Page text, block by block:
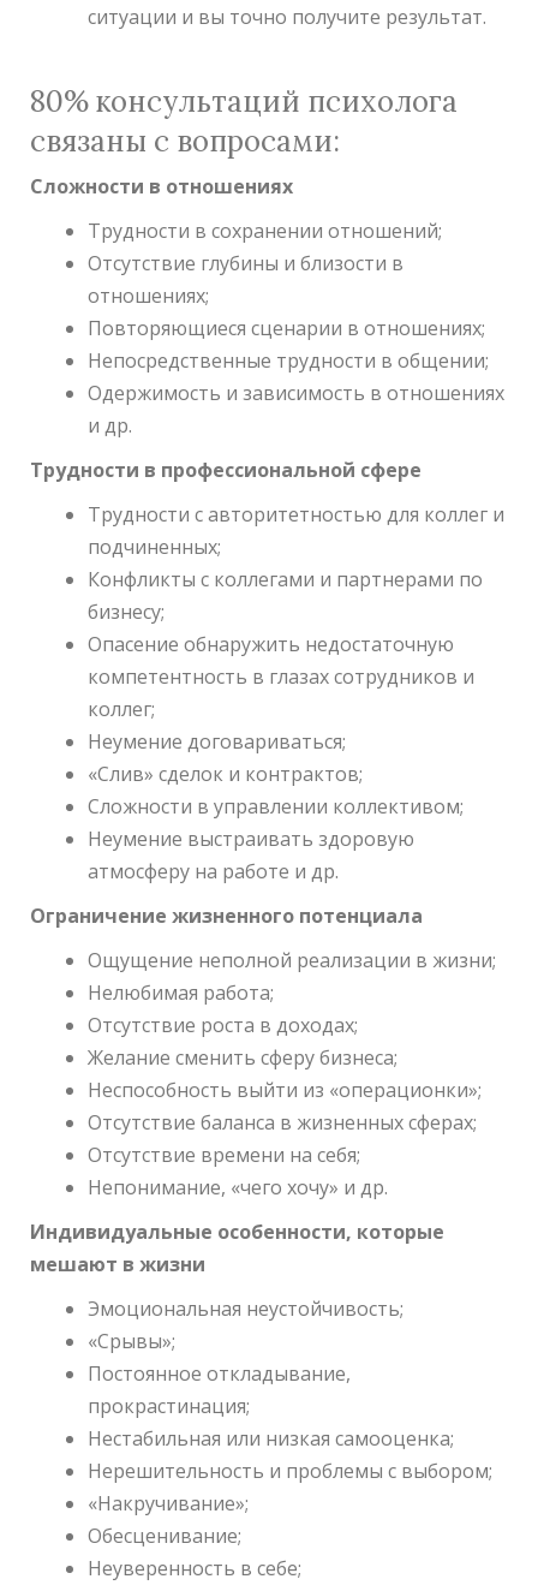
ситуации и вы точно получите результат.
80% консультаций психолога
связаны с вопросами:
Сложности в отношениях
Трудности в сохранении отношений;
Отсутствие глубины и близости в
отношениях;
Повторяющиеся сценарии в отношениях;
Непосредственные трудности в общении;
Одержимость и зависимость в отношениях
и др.
Трудности в профессиональной сфере
Трудности с авторитетностью для коллег и
подчиненных;
Конфликты с коллегами и партнерами по
бизнесу;
Опасение обнаружить недостаточную
компетентность в глазах сотрудников и
коллег;
Неумение договариваться;
«Слив» сделок и контрактов;
Сложности в управлении коллективом;
Неумение выстраивать здоровую
атмосферу на работе и др.
Ограничение жизненного потенциала
Ощущение неполной реализации в жизни;
Нелюбимая работа;
Отсутствие роста в доходах;
Желание сменить сферу бизнеса;
Неспособность выйти из «операционки»;
Отсутствие баланса в жизненных сферах;
Отсутствие времени на себя;
Непонимание, «чего хочу» и др.
Индивидуальные особенности, которые
мешают в жизни
Эмоциональная неустойчивость;
«Срывы»;
Постоянное откладывание,
прокрастинация;
Нестабильная или низкая самооценка;
Нерешительность и проблемы с выбором;
«Накручивание»;
Обесценивание;
Неуверенность в себе;